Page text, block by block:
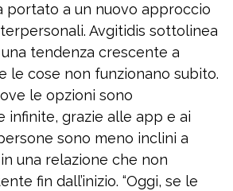
portato a un nuovo approccio
Avgitidis sottolinea
tendenza crescente a
le cose non funzionano subito.
le opzioni sono
infinite, grazie alle app e ai
sono meno inclini a
una relazione che non
fin dall’inizio. “Oggi, se le